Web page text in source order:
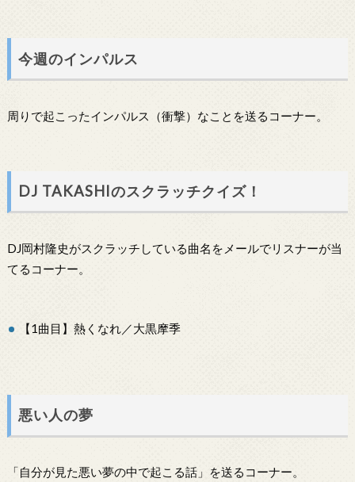
今週のインパルス
周りで起こったインパルス（衝撃）なことを送るコーナー。
DJ TAKASHIのスクラッチクイズ！
DJ岡村隆史がスクラッチしている曲名をメールでリスナーが当
てるコーナー。
【1曲目】熱くなれ／大黒摩季
悪い人の夢
「自分が見た悪い夢の中で起こる話」を送るコーナー。